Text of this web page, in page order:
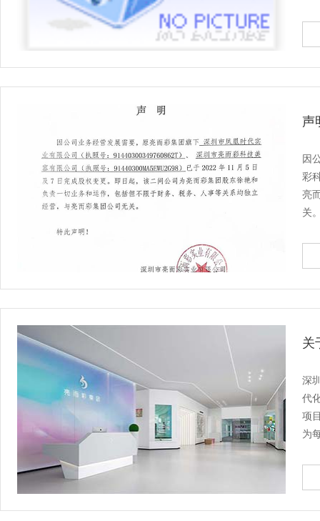
作
声
因
彩
亮
关
关
深
代
项
为